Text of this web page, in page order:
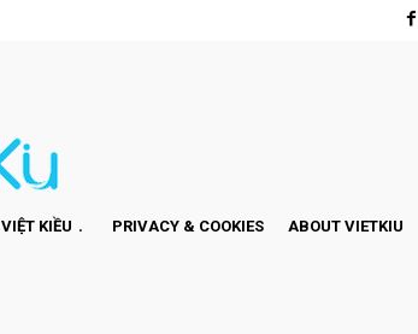
VIỆT KIỀU PRIVACY & COOKIES ABOUT VIETKIU